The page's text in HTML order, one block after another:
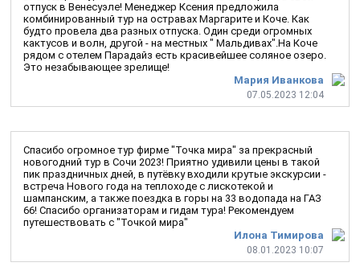
Мария Иванкова
07.05.2023 12:04
отпуск в Венесуэле! Менеджер Ксения предложила
комбинированный тур на остравах Маргарите и Коче. Как
будто провела два разных отпуска. Один среди огромных
кактусов и волн, другой - на местных " Мальдивах".На Коче
рядом с отелем Парадайз есть красивейшее соляное озеро.
Это незабывающее зрелище!
Илона Тимирова
08.01.2023 10:07
Спасибо огромное тур фирме "Точка мира" за прекрасный
новогодний тур в Сочи 2023! Приятно удивили цены в такой
пик праздничных дней, в путёвку входили крутые экскурсии -
встреча Нового года на теплоходе с лискотекой и
шампанским, а также поездка в горы на 33 водопада на ГАЗ
66! Спасибо организаторам и гидам тура! Рекомендуем
путешествовать с "Точкой мира"